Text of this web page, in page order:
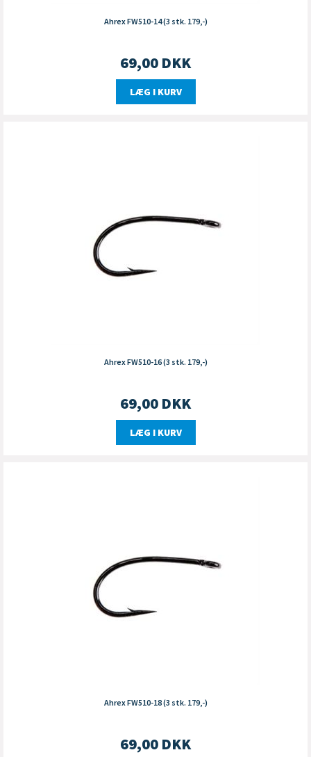
Ahrex FW510-14 (3 stk. 179,-)
69,00 DKK
LÆG I KURV
Ahrex FW510-16 (3 stk. 179,-)
69,00 DKK
LÆG I KURV
Ahrex FW510-18 (3 stk. 179,-)
69,00 DKK